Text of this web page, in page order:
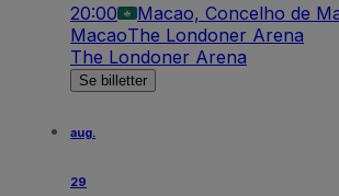
20:00
Macao, Concelho de
MacaoThe Londoner Arena
The Londoner Arena
Se billetter
aug.
29